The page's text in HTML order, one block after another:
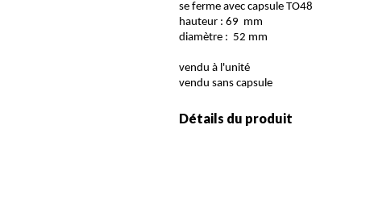
se ferme avec capsule TO48
hauteur : 69 mm
diamètre : 52 mm
vendu à l'unité
vendu sans capsule
Détails du produit